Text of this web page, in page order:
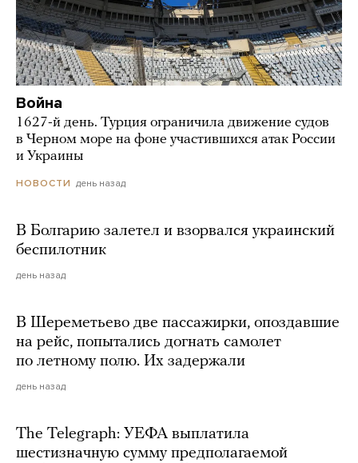
Война
1627-й день. Турция ограничила движение судов
в Черном море на фоне участившихся атак России
и Украины
НОВОСТИ день назад
В Болгарию залетел и взорвался украинский
беспилотник
день назад
В Шереметьево две пассажирки, опоздавшие
на рейс, попытались догнать самолет
по летному полю. Их задержали
день назад
The Telegraph: УЕФА выплатила
шестизначную сумму предполагаемой